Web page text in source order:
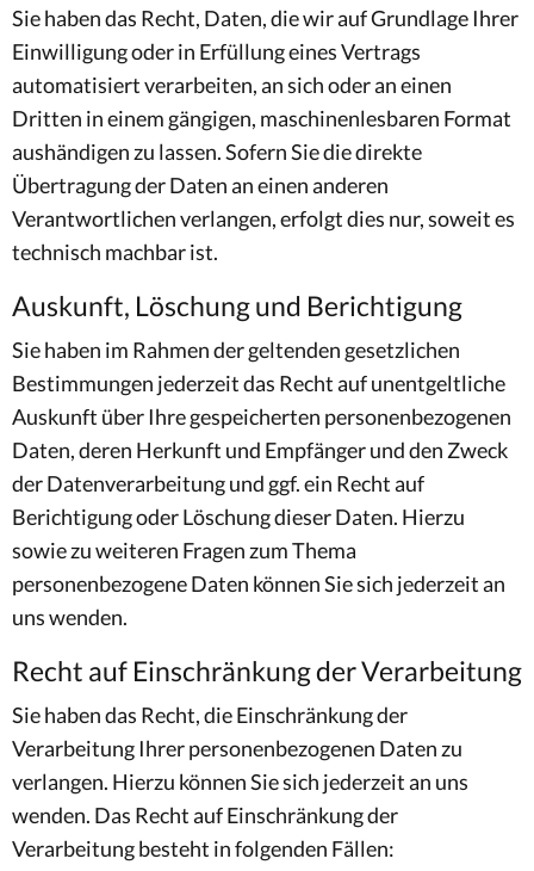
Sie haben das Recht, Daten, die wir auf Grundlage Ihrer
Einwilligung oder in Erfüllung eines Vertrags
automatisiert verarbeiten, an sich oder an einen
Dritten in einem gängigen, maschinenlesbaren Format
aushändigen zu lassen. Sofern Sie die direkte
Übertragung der Daten an einen anderen
Verantwortlichen verlangen, erfolgt dies nur, soweit es
technisch machbar ist.
Auskunft, Löschung und Berichtigung
Sie haben im Rahmen der geltenden gesetzlichen
Bestimmungen jederzeit das Recht auf unentgeltliche
Auskunft über Ihre gespeicherten personenbezogenen
Daten, deren Herkunft und Empfänger und den Zweck
der Datenverarbeitung und ggf. ein Recht auf
Berichtigung oder Löschung dieser Daten. Hierzu
sowie zu weiteren Fragen zum Thema
personenbezogene Daten können Sie sich jederzeit an
uns wenden.
Recht auf Einschränkung der Verarbeitung
Sie haben das Recht, die Einschränkung der
Verarbeitung Ihrer personenbezogenen Daten zu
verlangen. Hierzu können Sie sich jederzeit an uns
wenden. Das Recht auf Einschränkung der
Verarbeitung besteht in folgenden Fällen: